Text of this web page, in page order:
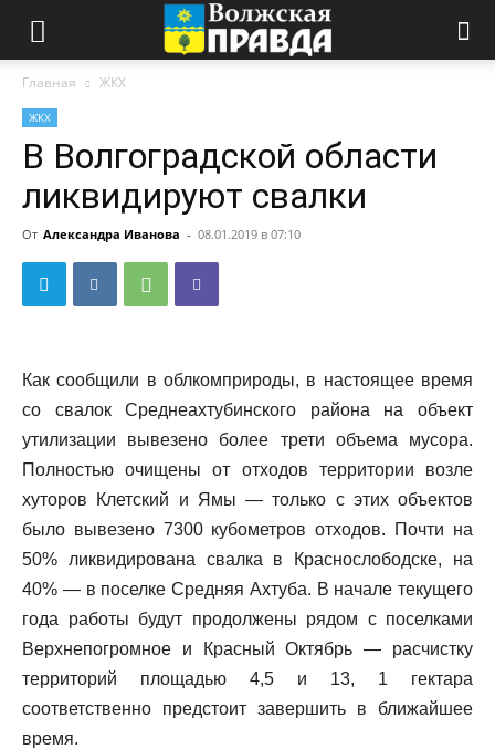
Главная ЖКХ
ЖКХ
В Волгоградской области
ликвидируют свалки
От Александра Иванова - 08.01.2019 в 07:10
Как сообщили в облкомприроды, в настоящее время
со свалок Среднеахтубинского района на объект
утилизации вывезено более трети объема мусора.
Полностью очищены от отходов территории возле
хуторов Клетский и Ямы — только с этих объектов
было вывезено 7300 кубометров отходов. Почти на
50% ликвидирована свалка в Краснослободске, на
40% — в поселке Средняя Ахтуба. В начале текущего
года работы будут продолжены рядом с поселками
Верхнепогромное и Красный Октябрь — расчистку
территорий площадью 4,5 и 13, 1 гектара
соответственно предстоит завершить в ближайшее
время.